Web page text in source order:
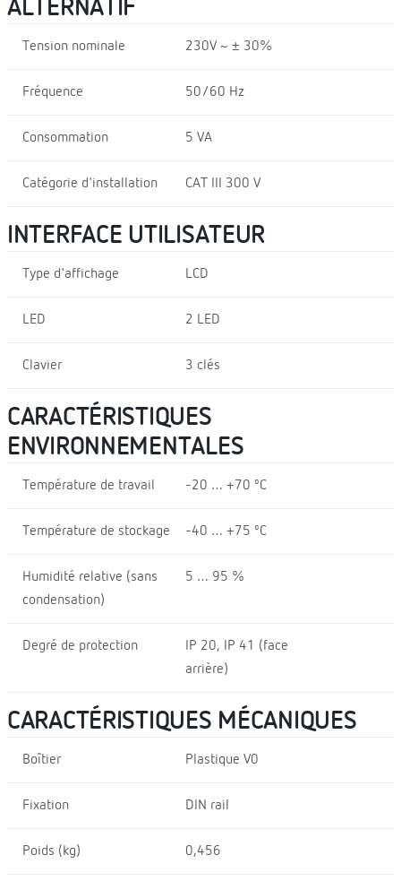
ALTERNATIF
Tension nominale 230V ~ ± 30%
Fréquence 50/60 Hz
Consommation 5 VA
Catégorie d'installation CAT III 300 V
INTERFACE UTILISATEUR
Type d'affichage LCD
LED 2 LED
Clavier 3 clés
CARACTÉRISTIQUES
ENVIRONNEMENTALES
Température de travail -20 … +70 ºC
Température de stockage -40 … +75 ºC
Humidité relative (sans
condensation)
5 … 95 %
Degré de protection
IP 20, IP 41 (face
arrière)
CARACTÉRISTIQUES MÉCANIQUES
Boîtier Plastique V0
Fixation DIN rail
Poids (kg) 0,456